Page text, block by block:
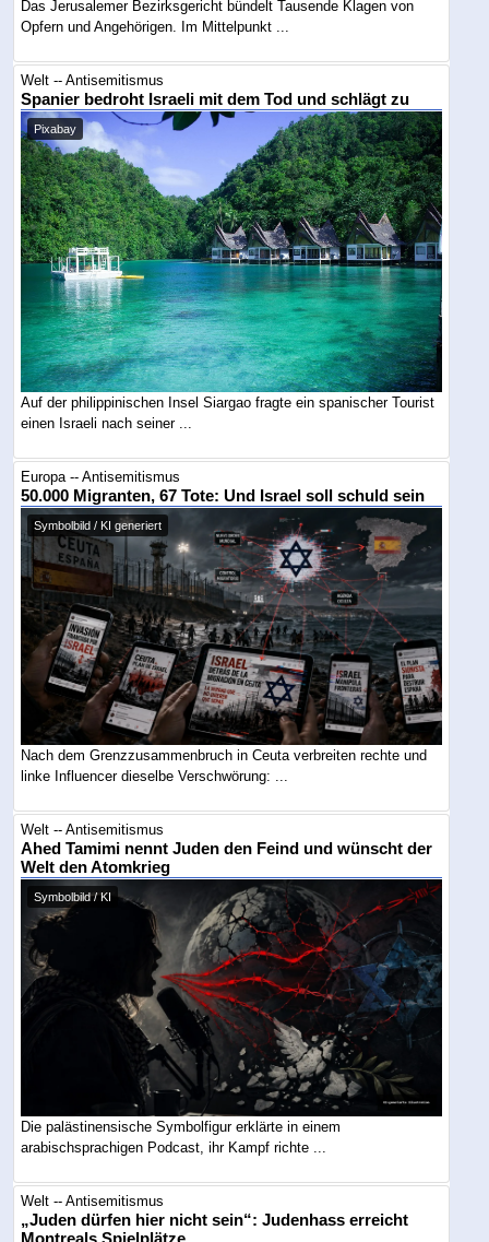
Das Jerusalemer Bezirksgericht bündelt Tausende Klagen von
Opfern und Angehörigen. Im Mittelpunkt ...
Welt -- Antisemitismus
Spanier bedroht Israeli mit dem Tod und schlägt zu
Pixabay
Auf der philippinischen Insel Siargao fragte ein spanischer Tourist
einen Israeli nach seiner ...
Europa -- Antisemitismus
50.000 Migranten, 67 Tote: Und Israel soll schuld sein
Symbolbild / KI generiert
Nach dem Grenzzusammenbruch in Ceuta verbreiten rechte und
linke Influencer dieselbe Verschwörung: ...
Welt -- Antisemitismus
Ahed Tamimi nennt Juden den Feind und wünscht der
Welt den Atomkrieg
Symbolbild / KI
Die palästinensische Symbolfigur erklärte in einem
arabischsprachigen Podcast, ihr Kampf richte ...
Welt -- Antisemitismus
„Juden dürfen hier nicht sein“: Judenhass erreicht